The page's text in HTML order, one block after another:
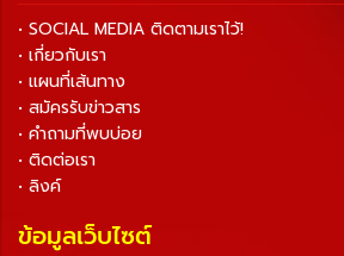
• SOCIAL MEDIA ติดตามเราไว้!
• เกี่ยวกับเรา
• แผนที่เส้นทาง
• สมัครรับข่าวสาร
• คำถามที่พบบ่อย
• ติดต่อเรา
• ลิงค์
ข้อมูลเว็บไซต์